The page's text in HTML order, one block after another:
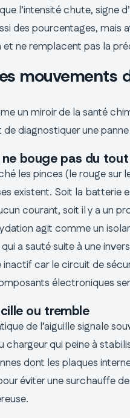
l’intensité chute, signe
des pourcentages, mais
ne remplacent pas la
mouvements
un miroir de la santé
diagnostiquer une
ne bouge pas du tout
les pinces (le rouge sur
existent. Soit la batterie
courant, soit il y a un
agit comme un
a sauté suite à une
car le circuit de
électroniques
ou tremble
de l’aiguille signale
chargeur qui peine à
dont les plaques
éviter une surchauffe